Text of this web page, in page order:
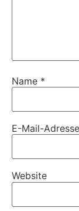
Name *
E-Mail-Adresse
Website